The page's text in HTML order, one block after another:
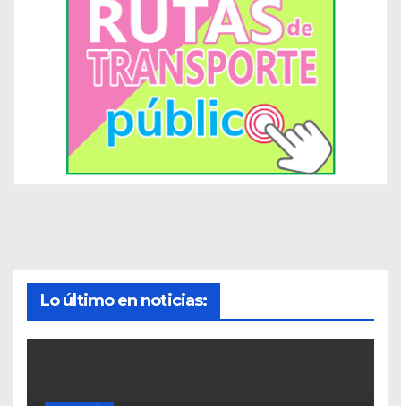
Lo último en noticias: